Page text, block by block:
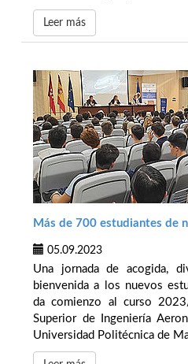
Leer más
Más de 700 estudiantes de
05.09.2023
Una jornada de acogida,
bienvenida a los nuevos
da comienzo al curso
Superior de Ingeniería
Universidad Politécnica de